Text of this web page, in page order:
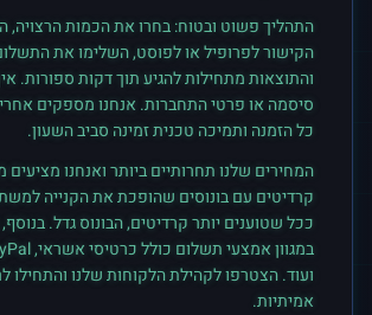
התהליך פשוט ובטוח: בחרו את הכמות הרצויה,
הקישור לפרופיל או לפוסט, השלימו את
והתוצאות מתחילות להגיע תוך דקות ספורות.
סיסמה או פרטי התחברות. אנחנו מספקים
כל הזמנה ותמיכה טכנית זמינה סביב השעון.
המחירים שלנו תחרותיים ביותר ואנחנו
קרדיטים עם בונוסים שהופכת את הקנייה
ככל שטוענים יותר קרדיטים, הבונוס גדל.
ועוד. הצטרפו לקהילת הלקוחות שלנו והתחילו
אמיתיות.